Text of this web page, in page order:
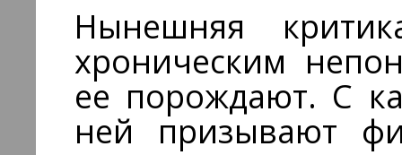
Нынешняя
хроническим
ее порождают. С
ней призывают